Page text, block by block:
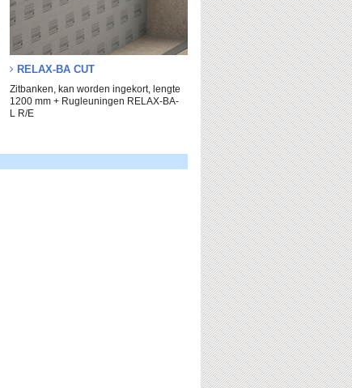
RELAX-BA CUT
Zitbanken, kan worden ingekort, lengte
1200 mm + Rugleuningen RELAX-BA-
L R/E